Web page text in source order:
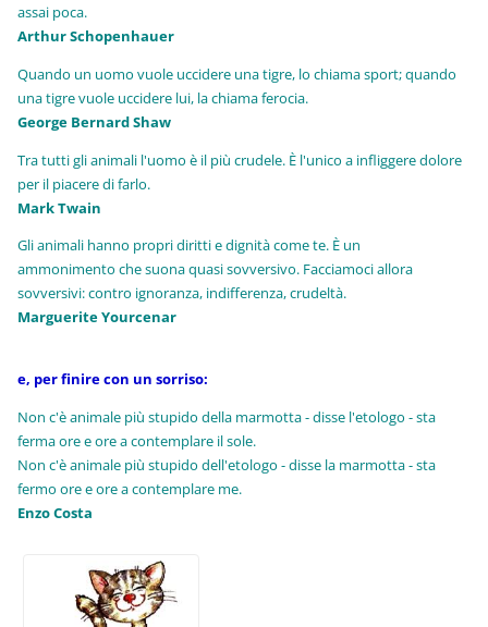
assai poca.
Arthur Schopenhauer
Quando un uomo vuole uccidere una tigre, lo chiama sport; quando
una tigre vuole uccidere lui, la chiama ferocia.
George Bernard Shaw
Tra tutti gli animali l'uomo è il più crudele. È l'unico a infliggere dolore
per il piacere di farlo.
Mark Twain
Gli animali hanno propri diritti e dignità come te. È un
ammonimento che suona quasi sovversivo. Facciamoci allora
sovversivi: contro ignoranza, indifferenza, crudeltà.
Marguerite Yourcenar
e, per finire con un sorriso:
Non c'è animale più stupido della marmotta - disse l'etologo - sta
ferma ore e ore a contemplare il sole.
Non c'è animale più stupido dell'etologo - disse la marmotta - sta
fermo ore e ore a contemplare me.
Enzo Costa